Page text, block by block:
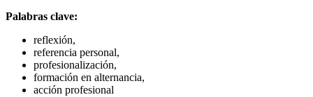
Palabras clave:
reflexión,
referencia personal,
profesionalización,
formación en alternancia,
acción profesional